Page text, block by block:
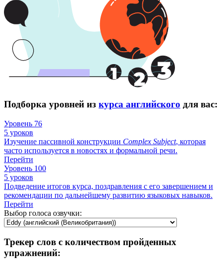
Подборка уровней из курса английского для вас:
Уровень 76
5 уроков
Изучение пассивной конструкции Complex Subject, которая
часто используется в новостях и формальной речи.
Перейти
Уровень 100
5 уроков
Подведение итогов курса, поздравления с его завершением и
рекомендации по дальнейшему развитию языковых навыков.
Перейти
Выбор голоса озвучки:
Трекер слов с количеством пройденных
упражнений: